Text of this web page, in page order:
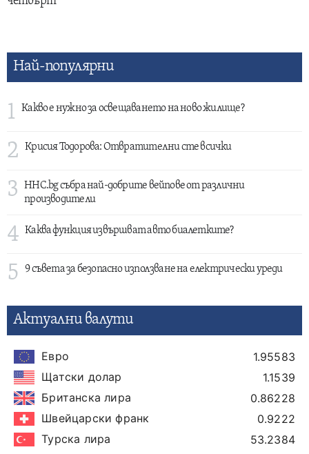
Най-популярни
1 Какво е нужно за освещаването на ново жилище?
2 Крисия Тодорова: Отвратителни сте всички
3
HHC.bg събра най-добрите вейпове от различни
производители
4 Каква функция извършват авто биалетките?
5 9 съвета за безопасно използване на електрически уреди
Актуални валути
Евро
1.95583
Щатски долар
1.1539
Британска лира
0.86228
Швейцарски франк
0.9222
Турска лира
53.2384